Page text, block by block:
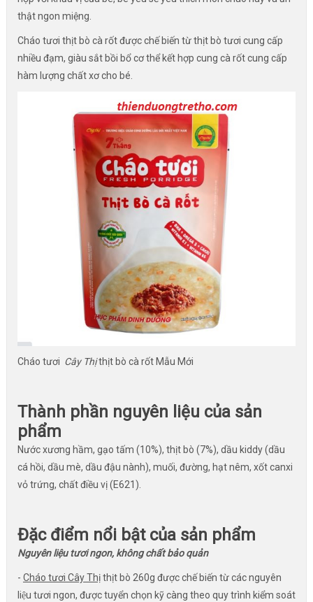
thật ngon miệng.
Cháo tươi thịt bò cà rốt được chế biến từ thịt bò tươi cung cấp
nhiều đạm, giàu sắt bồi bổ cơ thể kết hợp cung cà rốt cung cấp
hàm lượng chất xơ cho bé.
Cháo tươi Cây Thịthịt bò cà rốt Mẫu Mới
Thành phần nguyên liệu của sản
phẩm
Nước xương hầm, gạo tấm (10%), thịt bò (7%), dầu kiddy (dầu
cá hồi, dầu mè, dầu đậu nành), muối, đường, hạt nêm, xốt canxi
vỏ trứng, chất điều vị (E621).
Đặc điểm nổi bật của sản phẩm
Nguyên liệu tươi ngon, không chất bảo quản
- Cháo tươi Cây Thịthịt bò 260g được chế biến từ các nguyên
liệu tươi ngon, được tuyển chọn kỹ càng theo quy trình kiểm soát